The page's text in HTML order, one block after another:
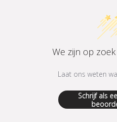
We zijn op
Laat ons weten
Schrijf als